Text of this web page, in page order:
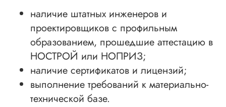
наличие штатных инженеров и
проектировщиков с профильным
образованием, прошедшие аттестацию в
НОСТРОЙ или НОПРИЗ;
наличие сертификатов и лицензий;
выполнение требований к материально-
технической базе.